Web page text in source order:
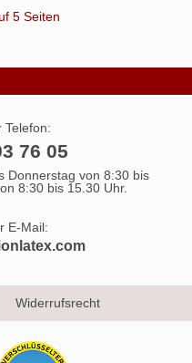
5 Seiten
Telefon:
76 05
Donnerstag von 8:30 bis
8:30 bis 15.30 Uhr.
E-Mail:
Widerrufsrecht